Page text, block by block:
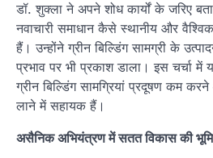
डॉ. शुक्ला ने अपने शोध कार्यों के जरिए
नवाचारी समाधान कैसे स्थानीय और
हैं। उन्होंने ग्रीन बिल्डिंग सामग्री के
प्रभाव पर भी प्रकाश डाला। इस चर्चा में
ग्रीन बिल्डिंग सामग्रियां प्रदूषण कम करने
लाने में सहायक हैं।
असैनिक अभियंत्रण में सतत विकास की